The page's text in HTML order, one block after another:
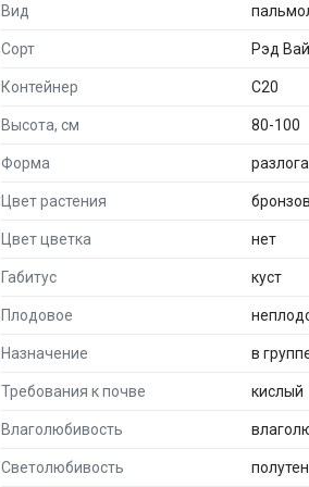
Вид
Сорт Рэд
Контейнер C20
Высота, см 80-100
Форма
Цвет растения
Цвет цветка нет
Габитус куст
Плодовое
Назначение в
Требования к почве кислый
Влаголюбивость
Светолюбивость